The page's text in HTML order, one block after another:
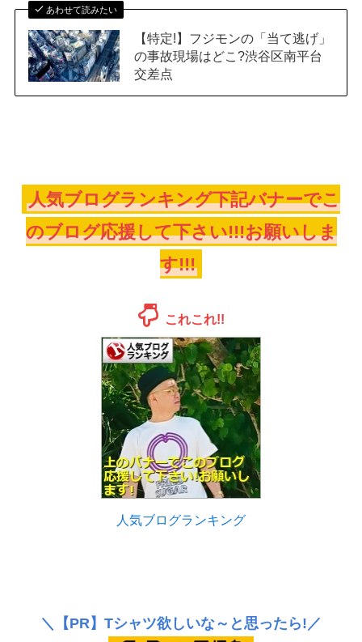
あわせて読みたい
【特定!】フジモンの「当て逃げ」
の事故現場はどこ?渋谷区南平台
交差点
人気ブログランキング下記バナーでこ
のブログ応援して下さい!!!お願いしま
す!!!
これこれ!!
人気ブログランキング
＼ 【PR】 Tシャツ欲しいな～と思ったら!／